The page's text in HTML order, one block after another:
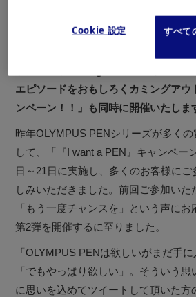
1：00まで実施します。当選者は
エピソードをおもしろくカミングアウ
ンペーン！！」も同時に開催いたしま
昨年OLYMPUS PENシリーズが多く
して、「『I want a PEN』キャンペー
日～21日に実施し、多くのお客様に
しみいただきました。前回ご参加いた
「もう一度チャンスを」という声に
第2弾を開催するに至りました。
「OLYMPUS PENは欲しいがまだ手に
「でもやっぱり欲しい」。そういう
に思いを込めてツイートして頂いた方
Cookie 設定
すべて